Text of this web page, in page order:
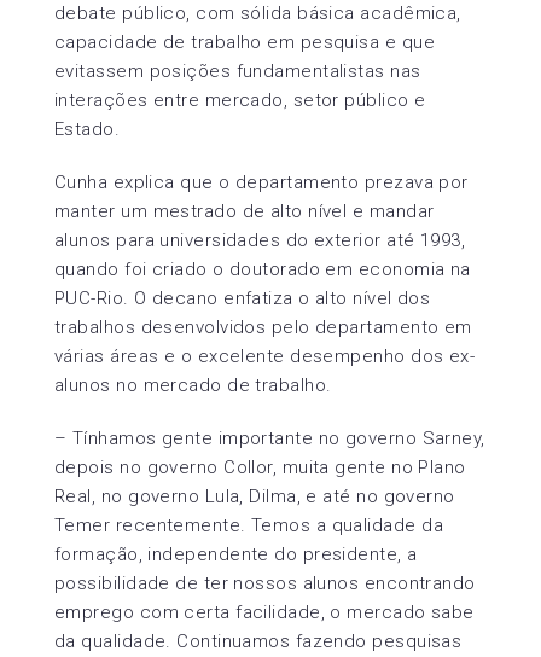
debate público, com sólida básica acadêmica,
capacidade de trabalho em pesquisa e que
evitassem posições fundamentalistas nas
interações entre mercado, setor público e
Estado.
Cunha explica que o departamento prezava por
manter um mestrado de alto nível e mandar
alunos para universidades do exterior até 1993,
quando foi criado o doutorado em economia na
PUC-Rio. O decano enfatiza o alto nível dos
trabalhos desenvolvidos pelo departamento em
várias áreas e o excelente desempenho dos ex-
alunos no mercado de trabalho.
– Tínhamos gente importante no governo Sarney,
depois no governo Collor, muita gente no Plano
Real, no governo Lula, Dilma, e até no governo
Temer recentemente. Temos a qualidade da
formação, independente do presidente, a
possibilidade de ter nossos alunos encontrando
emprego com certa facilidade, o mercado sabe
da qualidade. Continuamos fazendo pesquisas